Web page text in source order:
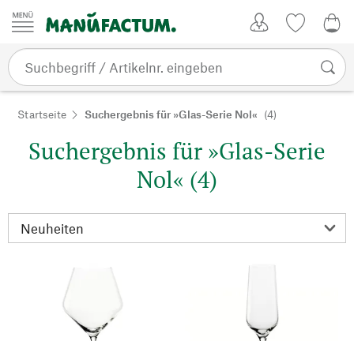
Zum Inhalt springen
Startseite Suchergebnis für »Glas-Serie Nol« (4)
Suchergebnis für »Glas-Serie
Nol« (4)